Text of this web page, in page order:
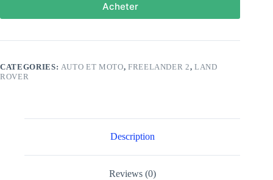
Acheter
CATEGORIES: AUTO ET MOTO, FREELANDER 2,LAND
ROVER
Description
Reviews (0)